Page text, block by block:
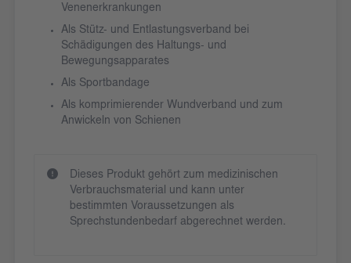
Venenerkrankungen
Als Stütz- und Entlastungsverband bei
Schädigungen des Haltungs- und
Bewegungsapparates
Als Sportbandage
Als komprimierender Wundverband und zum
Anwickeln von Schienen
Dieses Produkt gehört zum medizinischen
Verbrauchsmaterial und kann unter
bestimmten Voraussetzungen als
Sprechstundenbedarf abgerechnet werden.